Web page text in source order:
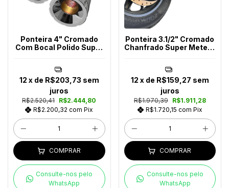
Ponteira 4" Cromado
Com Bocal Polido Super
R$2.520,41 R$2.444,80
R$2.200,32com Pix
12 x de R$203,73 sem
juros
COMPRAR
Consulte-nos pelo
WhatsApp
Ponteira 3.1/2" Cromado
Chanfrado Super Meteor
R$1.970,39
R$1.911,28
R$1.720,15 com Pix
12 x de R$159,27 sem
juros
COMPRAR
Consulte-nos pelo
WhatsApp